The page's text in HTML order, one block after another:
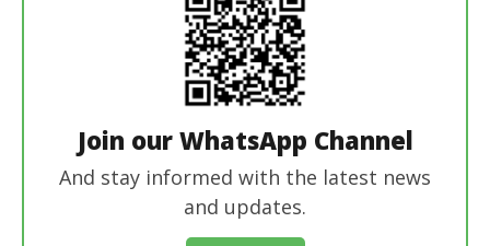
Join our WhatsApp Channel
And stay informed with the latest news
and updates.